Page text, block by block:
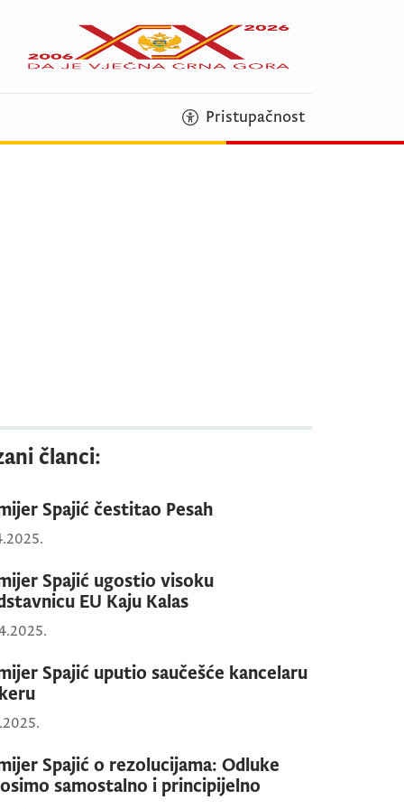
Pristupačnost
članci:
Spajić čestitao Pesah
Spajić ugostio visoku
EU Kaju Kalas
Spajić uputio saučešće kancelaru
Spajić o rezolucijama: Odluke
samostalno i principijelno